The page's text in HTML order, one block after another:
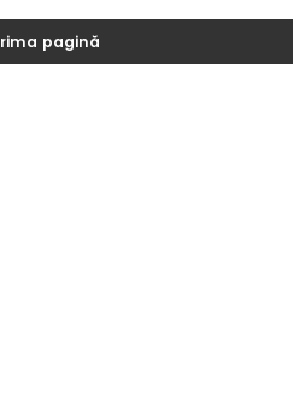
pagină